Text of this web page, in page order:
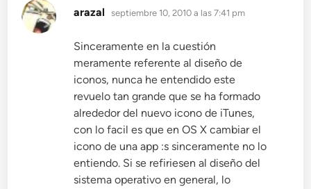
arazal dice:
septiembre 10, 2010 a las 7:41 pm
Sinceramente en la cuestión
meramente referente al diseño de
iconos, nunca he entendido este
revuelo tan grande que se ha formado
alrededor del nuevo icono de iTunes,
con lo facil es que en OS X cambiar el
icono de una app :s sinceramente no lo
entiendo. Si se refiriesen al diseño del
sistema operativo en general, lo